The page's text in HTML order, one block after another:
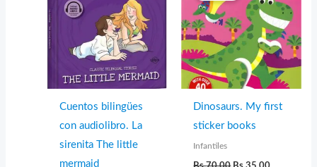
Cuentos bilingües
con audiolibro. La
sirenita The little
mermaid
Dinosaurs. My first
sticker books
Infantiles
El